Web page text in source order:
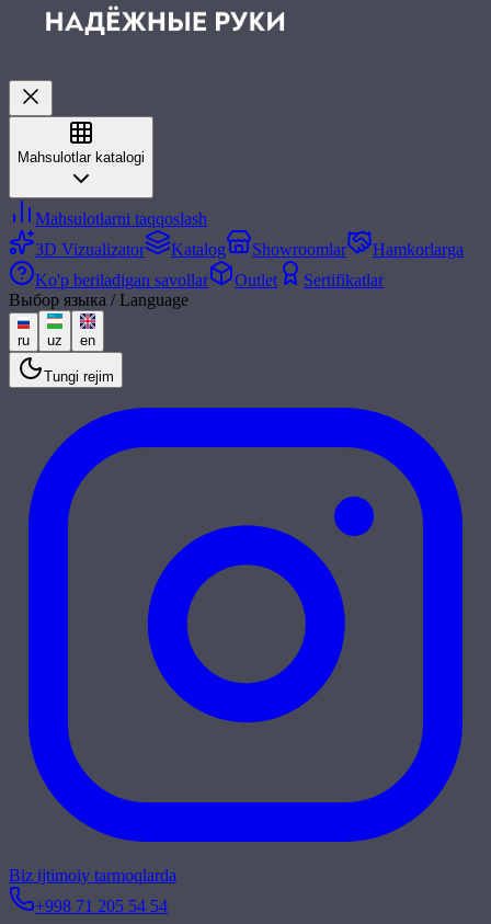
Mahsulotlar katalogi
Mahsulotlarni taqqoslash
3D Vizualizator
Katalog Showroomlar
Hamkorlarga
Ko'p beriladigan savollar
Outlet
Sertifikatlar
Выбор языка / Language
ru uz en
Tungi rejim
Biz ijtimoiy tarmoqlarda
+998 71 205 54 54